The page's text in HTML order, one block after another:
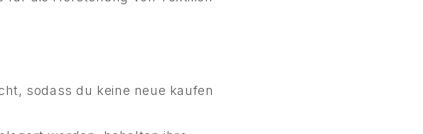
sodass du keine neue kaufen